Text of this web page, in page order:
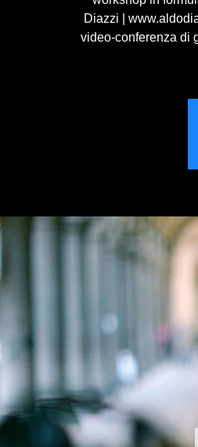
Diazzi |
video-conferenza di